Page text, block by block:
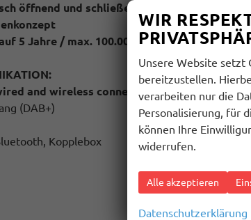
öffnend und schließen inkl. virtuelles Pedal
5 Jahre / max. 100.000 Km
and wireless connect)
(DAB+)
Kopplebox
WIR
Unsere Website setzt
bereitzustellen.
verarbeiten nur die
Personalisierung, für
können Ihre
widerrufen.
Alle akzeptieren
Datenschutzerklärung